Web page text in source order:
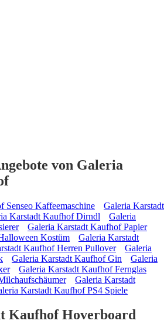
von Galeria
Senseo Kaffeemaschine
Galeria Karstadt
Karstadt Kaufhof Dirndl
Galeria
Galeria Karstadt Kaufhof Papier
Kostüm
Galeria Karstadt
Kaufhof Herren Pullover
Galeria
Galeria Karstadt Kaufhof Gin
Galeria
Galeria Karstadt Kaufhof Fernglas
Galeria Karstadt
Karstadt Kaufhof PS4 Spiele
Kaufhof Hoverboard